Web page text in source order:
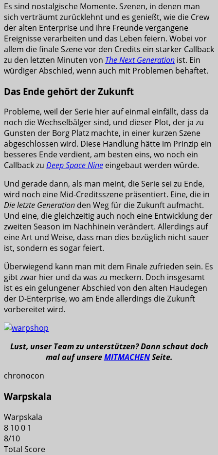
Es sind nostalgische Momente. Szenen, in denen man
sich verträumt zurücklehnt und es genießt, wie die Crew
der alten Enterprise und ihre Freunde vergangene
Ereignisse verarbeiten und das Leben feiern. Wobei vor
allem die finale Szene vor den Credits ein starker Callback
zu den letzten Minuten von The Next Generation ist. Ein
würdiger Abschied, wenn auch mit Problemen behaftet.
Das Ende gehört der Zukunft
Probleme, weil der Serie hier auf einmal einfällt, dass da
noch die Wechselbälger sind, und dieser Plot, der ja zu
Gunsten der Borg Platz machte, in einer kurzen Szene
abgeschlossen wird. Diese Handlung hätte im Prinzip ein
besseres Ende verdient, am besten eins, wo noch ein
Callback zu Deep Space Nine eingebaut werden würde.
Und gerade dann, als man meint, die Serie sei zu Ende,
wird noch eine Mid-Creditsszene präsentiert. Eine, die in
Die letzte Generation den Weg für die Zukunft aufmacht.
Und eine, die gleichzeitig auch noch eine Entwicklung der
zweiten Season im Nachhinein verändert. Allerdings auf
eine Art und Weise, dass man dies bezüglich nicht sauer
ist, sondern es sogar feiert.
Überwiegend kann man mit dem Finale zufrieden sein. Es
gibt zwar hier und da was zu meckern. Doch insgesamt
ist es ein gelungener Abschied von den alten Haudegen
der D-Enterprise, wo am Ende allerdings die Zukunft
vorbereitet wird.
Lust, unser Team zu unterstützen? Dann schaut doch
mal auf unsereMITMACHENSeite.
chronocon
Warpskala
Warpskala
8 100 1
8/10
Total Score